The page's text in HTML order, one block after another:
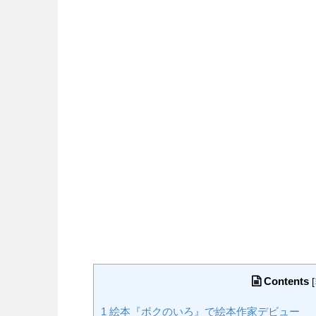
Contents [
1 絵本『ボクのいろ』で絵本作家デビュー